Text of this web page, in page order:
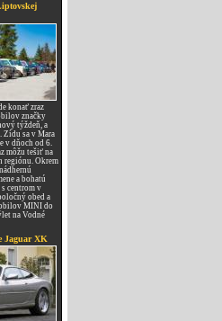
konať zraz
značky
týždeň, a
Zídu sa v Mara
v dňoch od 6.
môžu tešiť na
regiónu. Okrem
a bohatú
centrom v
obed a
MINI do
na Vodné
Jaguar XK